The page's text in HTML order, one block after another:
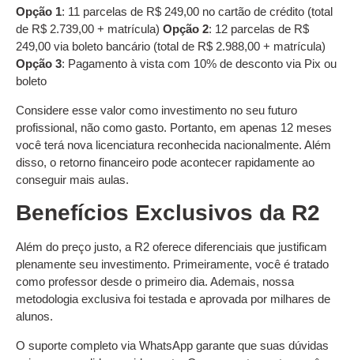
Opção 1: 11 parcelas de R$ 249,00 no cartão de crédito (total
de R$ 2.739,00 + matrícula) Opção 2: 12 parcelas de R$
249,00 via boleto bancário (total de R$ 2.988,00 + matrícula)
Opção 3: Pagamento à vista com 10% de desconto via Pix ou
boleto
Considere esse valor como investimento no seu futuro
profissional, não como gasto. Portanto, em apenas 12 meses
você terá nova licenciatura reconhecida nacionalmente. Além
disso, o retorno financeiro pode acontecer rapidamente ao
conseguir mais aulas.
Benefícios Exclusivos da R2
Além do preço justo, a R2 oferece diferenciais que justificam
plenamente seu investimento. Primeiramente, você é tratado
como professor desde o primeiro dia. Ademais, nossa
metodologia exclusiva foi testada e aprovada por milhares de
alunos.
O suporte completo via WhatsApp garante que suas dúvidas